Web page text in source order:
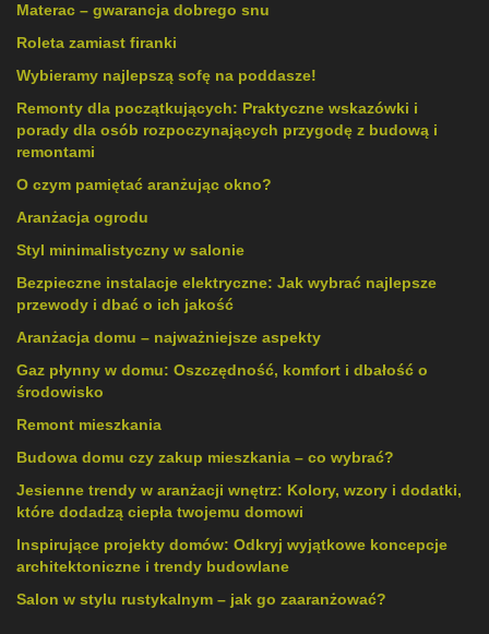
Materac – gwarancja dobrego snu
Roleta zamiast firanki
Wybieramy najlepszą sofę na poddasze!
Remonty dla początkujących: Praktyczne wskazówki i
porady dla osób rozpoczynających przygodę z budową i
remontami
O czym pamiętać aranżując okno?
Aranżacja ogrodu
Styl minimalistyczny w salonie
Bezpieczne instalacje elektryczne: Jak wybrać najlepsze
przewody i dbać o ich jakość
Aranżacja domu – najważniejsze aspekty
Gaz płynny w domu: Oszczędność, komfort i dbałość o
środowisko
Remont mieszkania
Budowa domu czy zakup mieszkania – co wybrać?
Jesienne trendy w aranżacji wnętrz: Kolory, wzory i dodatki,
które dodadzą ciepła twojemu domowi
Inspirujące projekty domów: Odkryj wyjątkowe koncepcje
architektoniczne i trendy budowlane
Salon w stylu rustykalnym – jak go zaaranżować?